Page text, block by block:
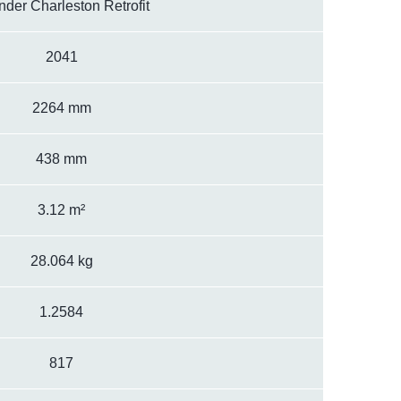
Charleston Retrofit
2041
2264 mm
438 mm
3.12 m²
28.064 kg
1.2584
817